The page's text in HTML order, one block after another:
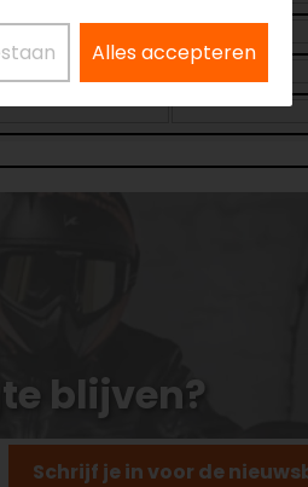
blijven?
Schrijf je in voor de
Alles accepteren